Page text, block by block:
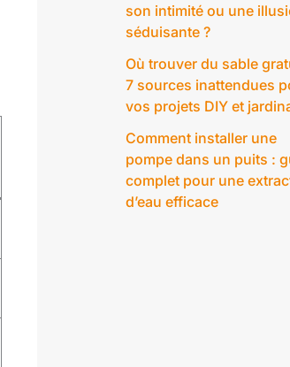
son intimité ou une
séduisante ?
Où trouver du sable
7 sources inattendues
vos projets DIY et
Comment installer une
pompe dans un puits :
complet pour une
d’eau efficace